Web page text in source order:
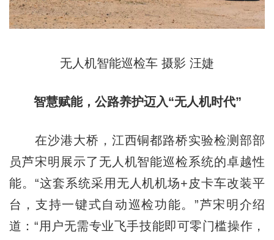
无人机智能巡检车 摄影 汪婕
智慧赋能，公路养护迈入“无人机时代”
在沙港大桥，江西铜都路桥实验检测部部
员芦宋明展示了无人机智能巡检系统的卓越性
能。“这套系统采用无人机机场+皮卡车改装平
台，支持一键式自动巡检功能。”芦宋明介绍
道：“用户无需专业飞手技能即可零门槛操作，